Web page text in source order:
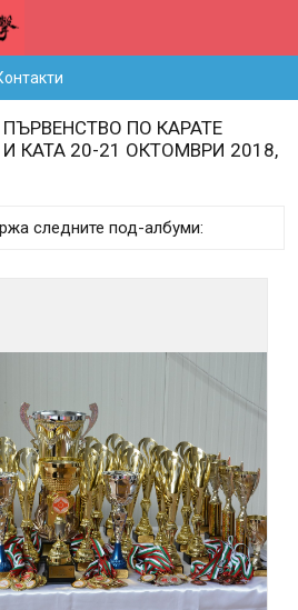
ПО КАРАТЕ
КАТА 20-21 ОКТОМВРИ 2018,
следните под-албуми: